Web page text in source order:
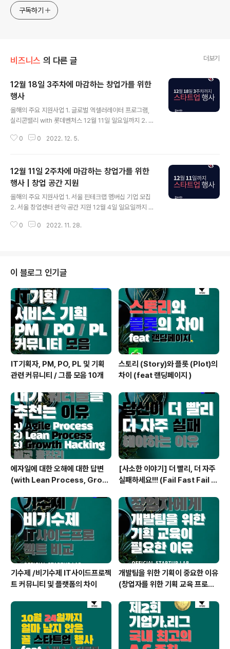
구독하기
비즈니스 의 다른 글 더보기
12월 18일 3주차에 마감하는 창업가를 위한
행사
올해의 주요 지원사업 1. 글로벌 엑셀러레이터 프로그램,
실리콘밸리 with 롯데벤처스 12월 11일 일요일까지 2. 서
지 3. 상반기 KDB NextONE 6기 4. 상반기 시흥 창업센
인트파트너스 E.L 제 2회 EL 기업가 리그 아이디어 대전
딥 테크 분야 1위 엑셀러레이터 블루포인트파트너스 창업
커뮤니티 시작점에서 롤 플레잉 기반의 제 2회 "팀빌딩 &
아이디어톤"을 개최합니다! 아이디어는 있지만 팀원을 구
일까지 6. 반려동물 건강정보 인공지능 학습 데이터 해커..
0 0 2022. 12. 5.
12월 11일 2주차에 마감하는 창업가를 위한
행사 | 창업 공간 지원
올해의 주요 지원사업 1. 서울 핀테크랩 멤버십 기업 모집
2. 서울 창업센터 관악 공간 지원 12월 4일 일요일까지 3.
T-SK이노베이션 해양수산 창업 기업 ESG 공모전 12월
재 현 매니저 - 전화번호 : 010 4210 2969 6. 글로벌 엑
셀러레이터 프로그램, 롯데 벤처스 with 실리콘밸리 7. 엑
센트리 로켓단 12기 엑셀러레이터 12월 11일 일요일까지
총 합 3.0 만 명 규모의 IT모임이 제휴하여 컨소시엄을 맺
었습니다. 파트너..
0 0 2022. 11. 28.
이 블로그 인기글
IT기획자, PM, PO, PL 및 기획
관련 커뮤니티 / 그룹 모음 10개
스토리 (Story)와 플롯 (Plot)의
차이 (feat 랜딩페이지 )
에자일에 대한 오해에 대한 답변
(with Lean Process, Growt
[사소한 이야기] 더 빨리, 더 자주
실패하세요!!! (Fail Fast Fail Fr
기수제 /비기수제 IT사이드프로젝
트 커뮤니티 및 플랫폼의 차이
개발팀을 위한 기획이 중요한 이유
(창업자를 위한 기획 교육 프로그